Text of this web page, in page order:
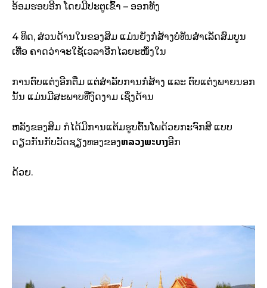
ອ້ອມຮອບອີກ ໂດຍມີປະຕູເຂົ້າ – ອອກທັງ
4 ທິດ, ສ່ວນດ້ານໃນຂອງສິມ ແມ່ນຍັງກໍ່ສ້າງບໍ່ທັນສຳເລັດສົມບູນ
ເທື່ອ ຄາດວ່າຈະໃຊ້ເວລາອີກໄລຍະໜຶ່ງໃນ
ການຕົບແຕ່ງອີກຕື່ມ ແຕ່ສຳລັບການກໍ່ສ້າງ ແລະ ຕົບແຕ່ງພາຍນອກ
ນັ້ນ ແມ່ນມີສະພາບທີ່ງົດງາມ ເຊິ່ງດ້ານ
ຫລັງຂອງສິມ ກໍໄດ້ມີການແຕ້ມຮູບຕົ້ນໂພດ້ວຍກະຈົກສີ ແບບ
ດຽວກັນກັບວັດຊຽງທອງຂອງຫລວງພະບາງອີກ
ດ້ວຍ.